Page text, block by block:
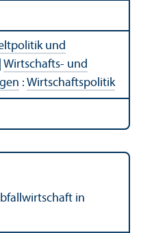
und
Wirtschafts- und
: Wirtschafts­politik
in